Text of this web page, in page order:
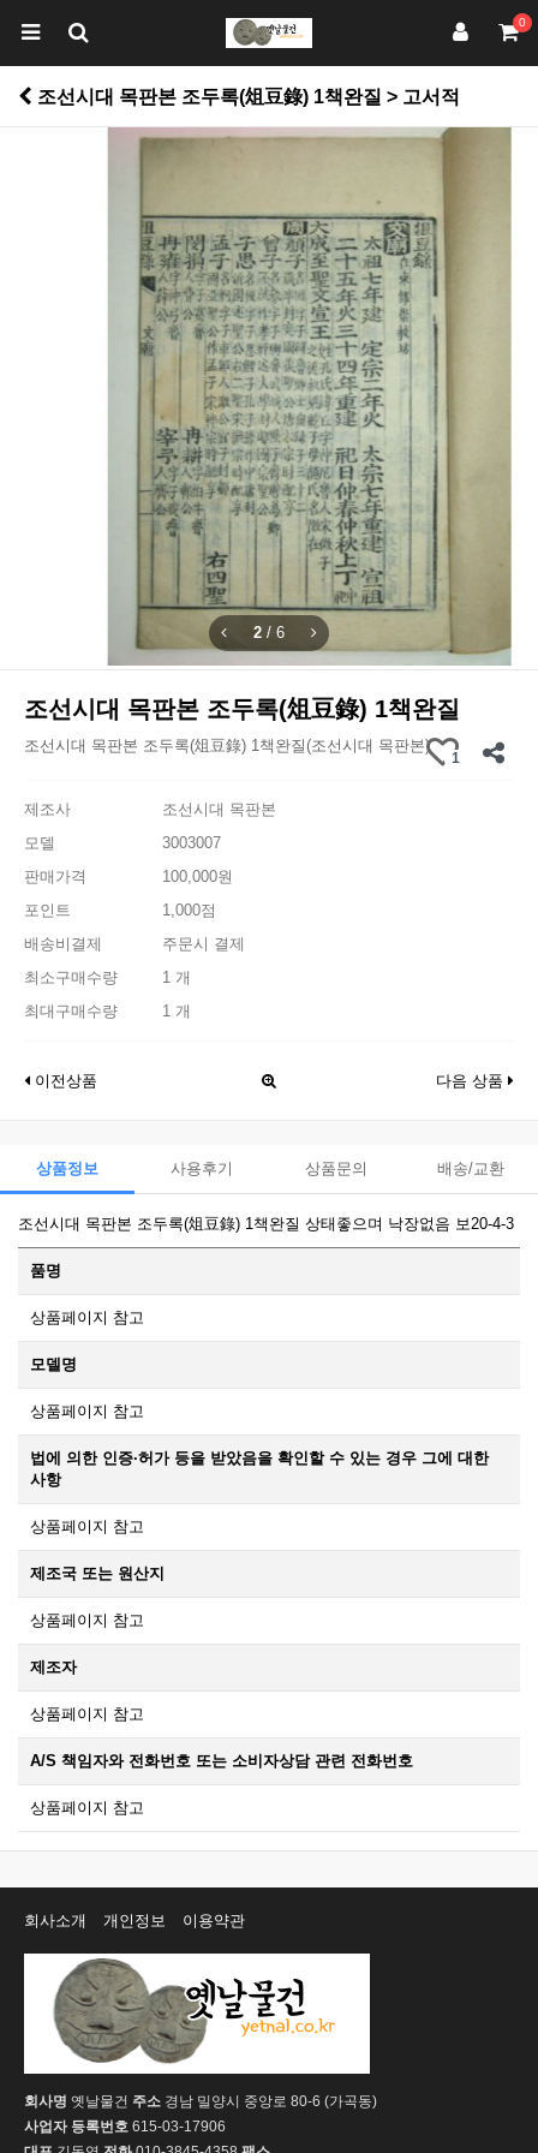
0
조선시대 목판본 조두록(俎豆錄) 1책완질 > 고서적
2 / 6
조선시대 목판본 조두록(俎豆錄) 1책완질
조선시대 목판본 조두록(俎豆錄) 1책완질(조선시대 목판본)
1
제조사
조선시대 목판본
모델
3003007
판매가격
100,000원
포인트
1,000점
배송비결제
주문시 결제
최소구매수량
1 개
최대구매수량
1 개
이전상품 다음 상품
상품정보 사용후기 상품문의 배송/교환
조선시대 목판본 조두록(俎豆錄) 1책완질 상태좋으며 낙장없음 보20-4-3
품명
상품페이지 참고
모델명
상품페이지 참고
법에 의한 인증·허가 등을 받았음을 확인할 수 있는 경우 그에 대한
사항
상품페이지 참고
제조국 또는 원산지
상품페이지 참고
제조자
상품페이지 참고
A/S 책임자와 전화번호 또는 소비자상담 관련 전화번호
상품페이지 참고
회사소개 개인정보 이용약관
회사명 옛날물건 주소 경남 밀양시 중앙로 80-6 (가곡동)
사업자 등록번호 615-03-17906